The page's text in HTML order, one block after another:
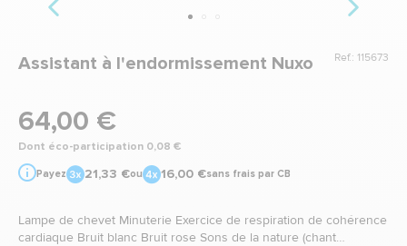
Assistant à l'endormissement Nuxo Ref.: 115673
64,00 €
Dont éco-participation 0,08 €
Payez 21,33 €ou 16,00 €sans frais par CB
Lampe de chevet Minuterie Exercice de respiration de cohérence
cardiaque Bruit blanc Bruit rose Sons de la nature (chant